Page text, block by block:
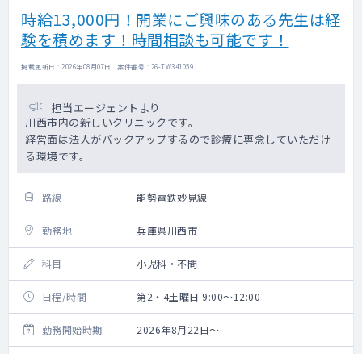
時給13,000円！開業にご興味のある先生は経
験を積めます！時間相談も可能です！
掲載更新日 : 2026年08月07日 案件番号 : 26-TW341059
担当エージェントより
川西市内の新しいクリニックです。
経営面は法人がバックアップするので診療に専念していただけ
る環境です。
路線 能勢電鉄妙見線
勤務地 兵庫県川西市
科目 小児科・不問
日程/時間 第2・4土曜日 9:00～12:00
勤務開始時期 2026年8月22日～